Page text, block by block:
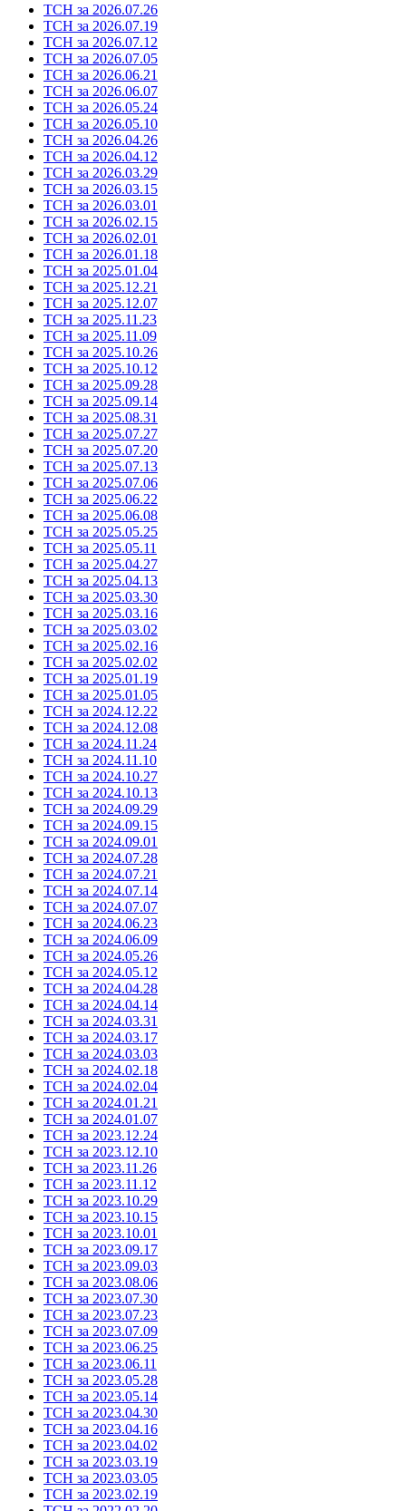
ТСН за 2026.07.26
ТСН за 2026.07.19
ТСН за 2026.07.12
ТСН за 2026.07.05
ТСН за 2026.06.21
ТСН за 2026.06.07
ТСН за 2026.05.24
ТСН за 2026.05.10
ТСН за 2026.04.26
ТСН за 2026.04.12
ТСН за 2026.03.29
ТСН за 2026.03.15
ТСН за 2026.03.01
ТСН за 2026.02.15
ТСН за 2026.02.01
ТСН за 2026.01.18
ТСН за 2025.01.04
ТСН за 2025.12.21
ТСН за 2025.12.07
ТСН за 2025.11.23
ТСН за 2025.11.09
ТСН за 2025.10.26
ТСН за 2025.10.12
ТСН за 2025.09.28
ТСН за 2025.09.14
ТСН за 2025.08.31
ТСН за 2025.07.27
ТСН за 2025.07.20
ТСН за 2025.07.13
ТСН за 2025.07.06
ТСН за 2025.06.22
ТСН за 2025.06.08
ТСН за 2025.05.25
ТСН за 2025.05.11
ТСН за 2025.04.27
ТСН за 2025.04.13
ТСН за 2025.03.30
ТСН за 2025.03.16
ТСН за 2025.03.02
ТСН за 2025.02.16
ТСН за 2025.02.02
ТСН за 2025.01.19
ТСН за 2025.01.05
ТСН за 2024.12.22
ТСН за 2024.12.08
ТСН за 2024.11.24
ТСН за 2024.11.10
ТСН за 2024.10.27
ТСН за 2024.10.13
ТСН за 2024.09.29
ТСН за 2024.09.15
ТСН за 2024.09.01
ТСН за 2024.07.28
ТСН за 2024.07.21
ТСН за 2024.07.14
ТСН за 2024.07.07
ТСН за 2024.06.23
ТСН за 2024.06.09
ТСН за 2024.05.26
ТСН за 2024.05.12
ТСН за 2024.04.28
ТСН за 2024.04.14
ТСН за 2024.03.31
ТСН за 2024.03.17
ТСН за 2024.03.03
ТСН за 2024.02.18
ТСН за 2024.02.04
ТСН за 2024.01.21
ТСН за 2024.01.07
ТСН за 2023.12.24
ТСН за 2023.12.10
ТСН за 2023.11.26
ТСН за 2023.11.12
ТСН за 2023.10.29
ТСН за 2023.10.15
ТСН за 2023.10.01
ТСН за 2023.09.17
ТСН за 2023.09.03
ТСН за 2023.08.06
ТСН за 2023.07.30
ТСН за 2023.07.23
ТСН за 2023.07.09
ТСН за 2023.06.25
ТСН за 2023.06.11
ТСН за 2023.05.28
ТСН за 2023.05.14
ТСН за 2023.04.30
ТСН за 2023.04.16
ТСН за 2023.04.02
ТСН за 2023.03.19
ТСН за 2023.03.05
ТСН за 2023.02.19